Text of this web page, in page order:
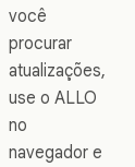
você
procurar
atualizações,
use o ALLO
no
navegador e